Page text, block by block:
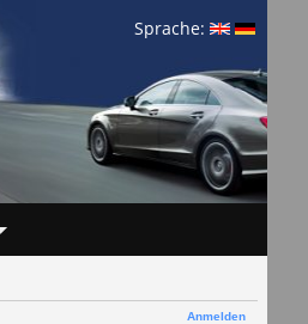
Sprache:
Anmelden